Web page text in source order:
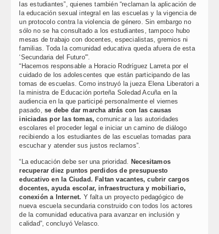
las estudiantes”, quienes también “reclaman la aplicación de
la educación sexual integral en las escuelas y la vigencia de
un protocolo contra la violencia de género. Sin embargo no
sólo no se ha consultado a los estudiantes, tampoco hubo
mesas de trabajo con docentes, especialistas, gremios ni
familias. Toda la comunidad educativa queda afuera de esta
‘Secundaria del Futuro'”.
“Hacemos responsable a Horacio Rodríguez Larreta por el
cuidado de los adolescentes que están participando de las
tomas de escuelas. Como instruyó la jueza Elena Liberatori a
la ministra de Educación porteña Soledad Acuña en la
audiencia en la que participé personalmente el viernes
pasado, se debe dar marcha atrás con las causas
iniciadas por las tomas, comunicar a las autoridades
escolares el proceder legal e iniciar un camino de diálogo
recibiendo a los estudiantes de las escuelas tomadas para
escuchar y atender sus justos reclamos”.
“La educación debe ser una prioridad. Necesitamos
recuperar diez puntos perdidos de presupuesto
educativo en la Ciudad. Faltan vacantes, cubrir cargos
docentes, ayuda escolar, infraestructura y mobiliario,
conexión a Internet. Y falta un proyecto pedagógico de
nueva escuela secundaria construido con todos los actores
de la comunidad educativa para avanzar en inclusión y
calidad”, concluyó Velasco.